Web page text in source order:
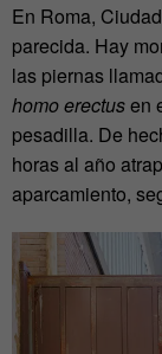
En Roma,
parecida. Hay
las piernas
homo erectusen
pesadilla. De
horas al año
aparcamiento,